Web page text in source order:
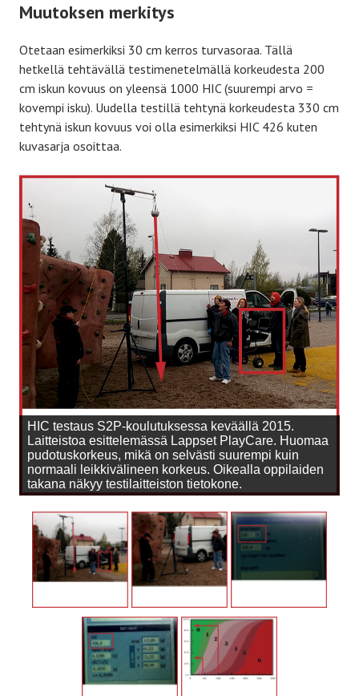
Muutoksen merkitys
Otetaan esimerkiksi 30 cm kerros turvasoraa. Tällä
hetkellä tehtävällä testimenetelmällä korkeudesta 200
cm iskun kovuus on yleensä 1000 HIC (suurempi arvo =
kovempi isku). Uudella testillä tehtynä korkeudesta 330 cm
tehtynä iskun kovuus voi olla esimerkiksi HIC 426 kuten
kuvasarja osoittaa.
HIC testaus S2P-koulutuksessa keväällä 2015.
Laitteistoa esittelemässä Lappset PlayCare. Huomaa
pudotuskorkeus, mikä on selvästi suurempi kuin
normaali leikkivälineen korkeus. Oikealla oppilaiden
takana näkyy testilaitteiston tietokone.